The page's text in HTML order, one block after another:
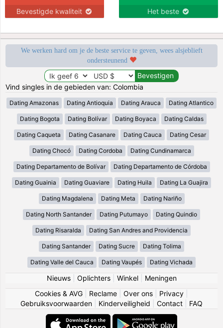
Bevestigde kwaliteit Het beste
We werken hard om je de beste service te geven, wees alsjeblieft
ondersteunend
Vind singles in de gebieden van: Colombia
Dating Amazonas Dating Antioquia Dating Arauca Dating Atlantico
Dating Bogota Dating Bolívar Dating Boyaca Dating Caldas
Dating Caqueta Dating Casanare Dating Cauca Dating Cesar
Dating Chocó Dating Cordoba Dating Cundinamarca
Dating Departamento de Bolívar Dating Departamento de Córdoba
Dating Guainia Dating Guaviare Dating Huila Dating La Guajira
Dating Magdalena Dating Meta Dating Nariño
Dating North Santander Dating Putumayo Dating Quindio
Dating Risaralda Dating San Andres and Providencia
Dating Santander Dating Sucre Dating Tolima
Dating Valle del Cauca Dating Vaupés Dating Vichada
Nieuws| Oplichters| Winkel| Meningen
Cookies & AVG
Reclame Over ons Privacy
Gebruiksvoorwaarden
Kinderveiligheid Contact FAQ